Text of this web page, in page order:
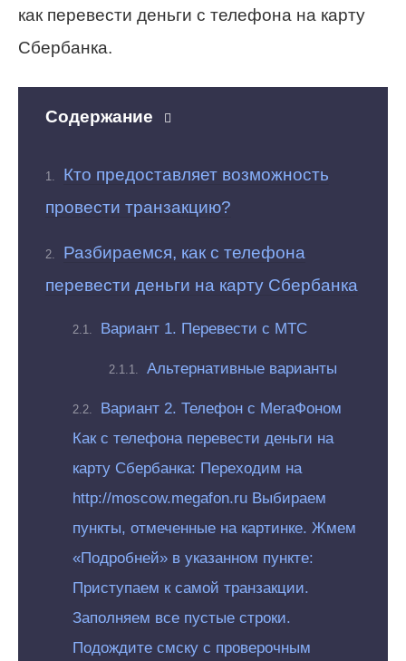
как перевести деньги с телефона на карту
Сбербанка.
Содержание
Кто предоставляет возможность
провести транзакцию?
Разбираемся, как с телефона
перевести деньги на карту Сбербанка
Вариант 1. Перевести с МТС
Альтернативные варианты
Вариант 2. Телефон с МегаФоном
Как с телефона перевести деньги на
карту Сбербанка: Переходим на
http://moscow.megafon.ru Выбираем
пункты, отмеченные на картинке. Жмем
«Подробней» в указанном пункте:
Приступаем к самой транзакции.
Заполняем все пустые строки.
Подождите смску с проверочным